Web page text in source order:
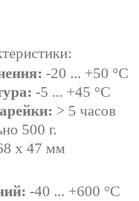
-20 ... +50 °C
-5 ... +45 °C
> 5 часов
500 г.
x 47 мм
-40 ... +600 °C